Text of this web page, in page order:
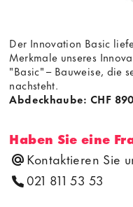
Der Innovation Basic
Merkmale unseres
"Basic" – Bauweise, die
nachsteht.
Abdeckhaube: CHF
Haben Sie eine
Kontaktieren Sie
021 811 53 53